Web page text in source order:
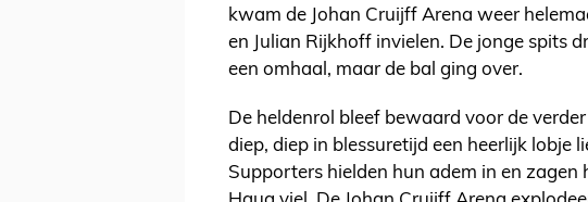
kwam de Johan Cruijff Arena weer
en Julian Rijkhoff invielen. De jonge spits
een omhaal, maar de bal ging over.
De heldenrol bleef bewaard voor de
diep, diep in blessuretijd een heerlijk lobje
Supporters hielden hun adem in en zagen